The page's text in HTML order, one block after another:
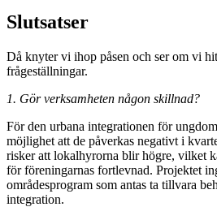
Slutsatser
Då knyter vi ihop påsen och ser om vi
frågeställningar.
1. Gör verksamheten någon skillnad?
För den urbana integrationen för
möjlighet att de påverkas negativt i
risker att lokalhyrorna blir högre, vilket
för föreningarnas fortlevnad. Projektet
områdesprogram som antas ta tillvara
integration.